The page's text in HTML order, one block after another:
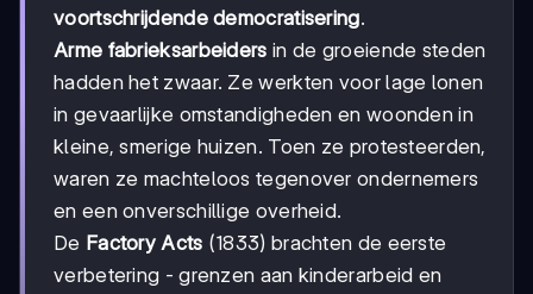
voortschrijdende democratisering.
Arme fabrieksarbeiders in de groeiende steden
hadden het zwaar. Ze werkten voor lage lonen
in gevaarlijke omstandigheden en woonden in
kleine, smerige huizen. Toen ze protesteerden,
waren ze machteloos tegenover ondernemers
en een onverschillige overheid.
De Factory Acts (1833) brachten de eerste
verbetering - grenzen aan kinderarbeid en